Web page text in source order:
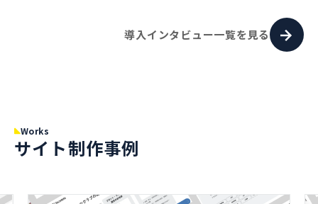
導入インタビュー一覧を見る
Works
サイト制作事例